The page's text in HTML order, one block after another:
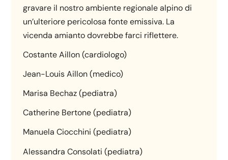
gravare il nostro ambiente regionale alpino di
un’ulteriore pericolosa fonte emissiva. La
vicenda amianto dovrebbe farci riflettere.
Costante Aillon (cardiologo)
Jean-Louis Aillon (medico)
Marisa Bechaz (pediatra)
Catherine Bertone (pediatra)
Manuela Ciocchini (pediatra)
Alessandra Consolati (pediatra)